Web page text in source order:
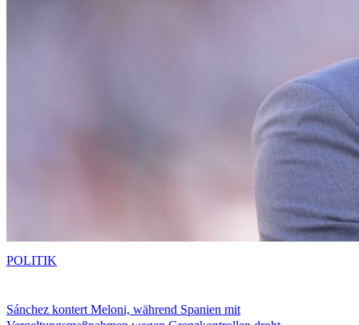
Sánchez kontert Meloni, während Spanien mit
POLITIK